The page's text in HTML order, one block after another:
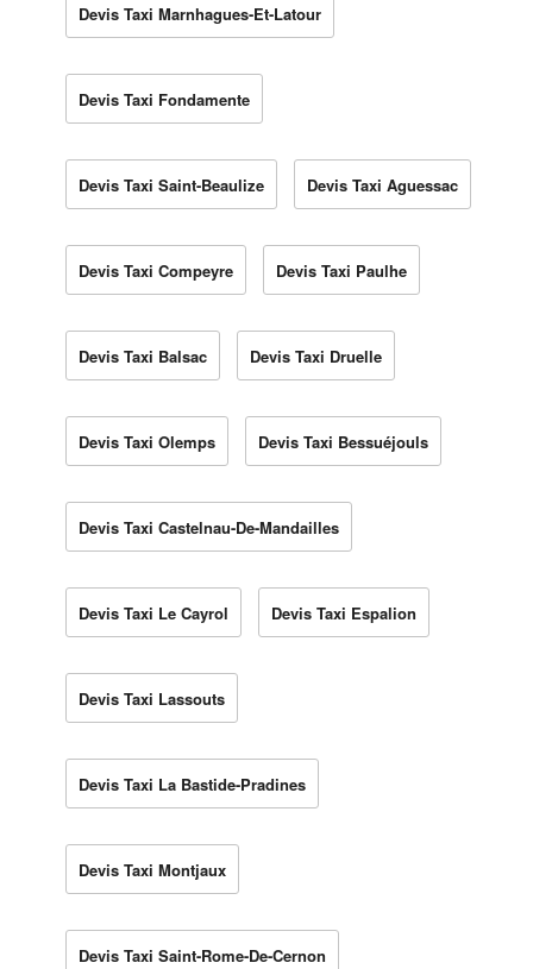
Devis Taxi Marnhagues-Et-Latour
Devis Taxi Fondamente
Devis Taxi Saint-Beaulize Devis Taxi Aguessac
Devis Taxi Compeyre Devis Taxi Paulhe
Devis Taxi Balsac Devis Taxi Druelle
Devis Taxi Olemps Devis Taxi Bessuéjouls
Devis Taxi Castelnau-De-Mandailles
Devis Taxi Le Cayrol Devis Taxi Espalion
Devis Taxi Lassouts
Devis Taxi La Bastide-Pradines
Devis Taxi Montjaux
Devis Taxi Saint-Rome-De-Cernon